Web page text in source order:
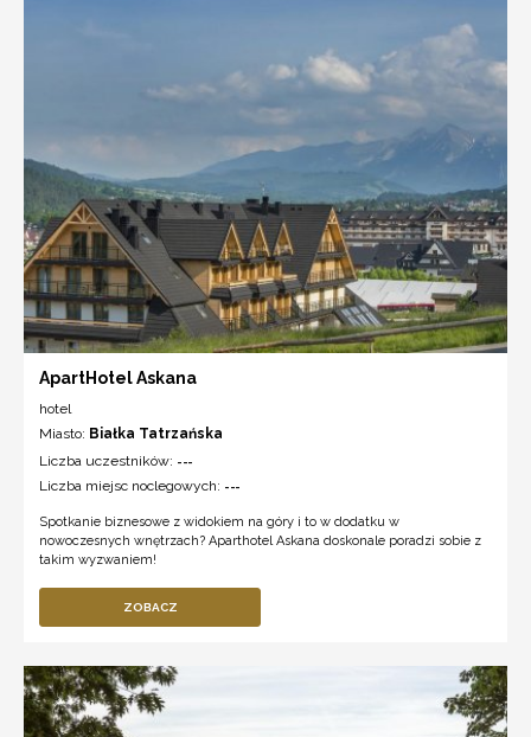
ApartHotel Askana
hotel
Miasto: Białka Tatrzańska
Liczba uczestników: ---
Liczba miejsc noclegowych: ---
Spotkanie biznesowe z widokiem na góry i to w dodatku w
nowoczesnych wnętrzach? Aparthotel Askana doskonale poradzi sobie z
takim wyzwaniem!
ZOBACZ